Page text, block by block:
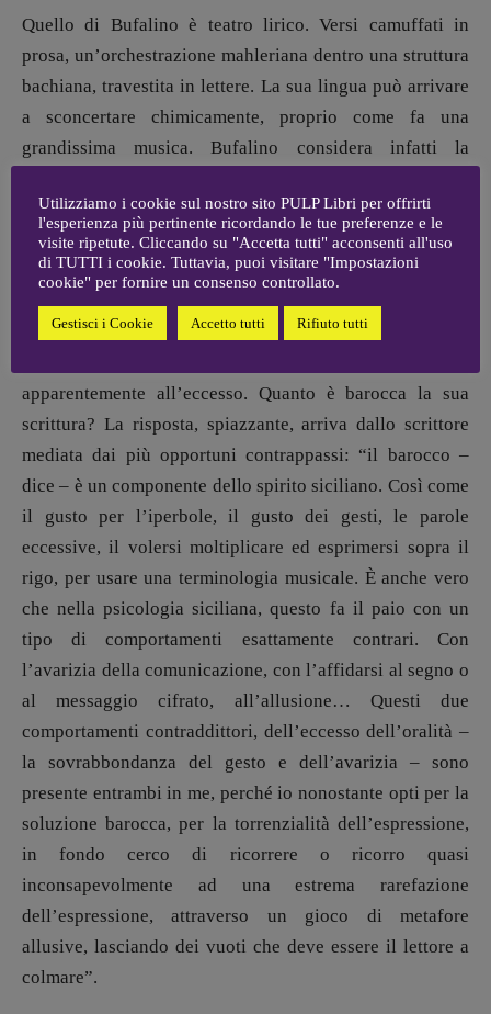
Quello di Bufalino è teatro lirico. Versi camuffati in
prosa, un’orchestrazione mahleriana dentro una struttura
bachiana, travestita in lettere. La sua lingua può arrivare
a sconcertare chimicamente, proprio come fa una
grandissima musica. Bufalino considera infatti la
confessione, come possibilità di dialogo con me stesso,
di approfondimento con me stesso. Ho sempre ricorso
all’esempio di Sheherazade che racconta per esorcizzare
la morte, per rinviare l’esecuzione”.
apparentemente all’eccesso. Quanto è barocca la sua
scrittura? La risposta, spiazzante, arriva dallo scrittore
mediata dai più opportuni contrappassi: “il barocco –
dice – è un componente dello spirito siciliano. Così come
il gusto per l’iperbole, il gusto dei gesti, le parole
eccessive, il volersi moltiplicare ed esprimersi sopra il
rigo, per usare una terminologia musicale. Èanche vero
che nella psicologia siciliana, questo fa il paio con un
tipo di comportamenti esattamente contrari. Con
l’avarizia della comunicazione, con l’affidarsi al segno o
al messaggio cifrato, all’allusione… Questi due
comportamenti contraddittori, dell’eccesso dell’oralità –
la sovrabbondanza del gesto e dell’avarizia – sono
presente entrambi in me, perché io nonostante opti per la
soluzione barocca, per la torrenzialità dell’espressione,
in fondo cerco di ricorrere o ricorro quasi
inconsapevolmente ad una estrema rarefazione
dell’espressione, attraverso un gioco di metafore
allusive, lasciando dei vuoti che deve essere il lettore a
colmare”.
Utilizziamo i cookie sul nostro sito PULP Libri per offrirti
l'esperienza più pertinente ricordando le tue preferenze e le
visite ripetute. Cliccando su "Accetta tutti" acconsenti all'uso
di TUTTI i cookie. Tuttavia, puoi visitare "Impostazioni
cookie" per fornire un consenso controllato.
Gestisci i Cookie Accetto tutti Rifiuto tutti